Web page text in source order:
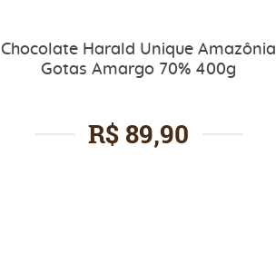
Chocolate Harald Unique Amazônia
Gotas Amargo 70% 400g
R$ 89,90